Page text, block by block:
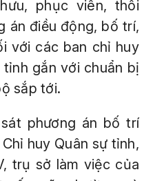
phục viên, thôi
án điều động, bố trí,
với các ban chỉ huy
gắn với chuẩn bị
sắp tới.
phương án bố trí
huy Quân sự tỉnh,
trụ sở làm việc của